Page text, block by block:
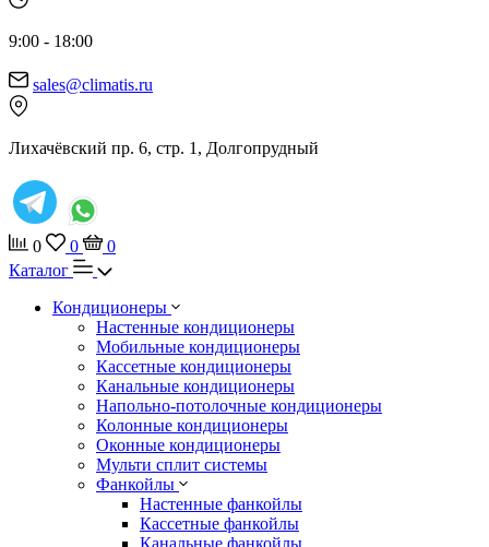
9:00 - 18:00
sales@climatis.ru
Лихачёвский пр. 6, стр. 1, Долгопрудный
0 0
0
Каталог
Кондиционеры
Настенные кондиционеры
Мобильные кондиционеры
Кассетные кондиционеры
Канальные кондиционеры
Напольно-потолочные кондиционеры
Колонные кондиционеры
Оконные кондиционеры
Мульти сплит системы
Фанкойлы
Настенные фанкойлы
Кассетные фанкойлы
Канальные фанкойлы